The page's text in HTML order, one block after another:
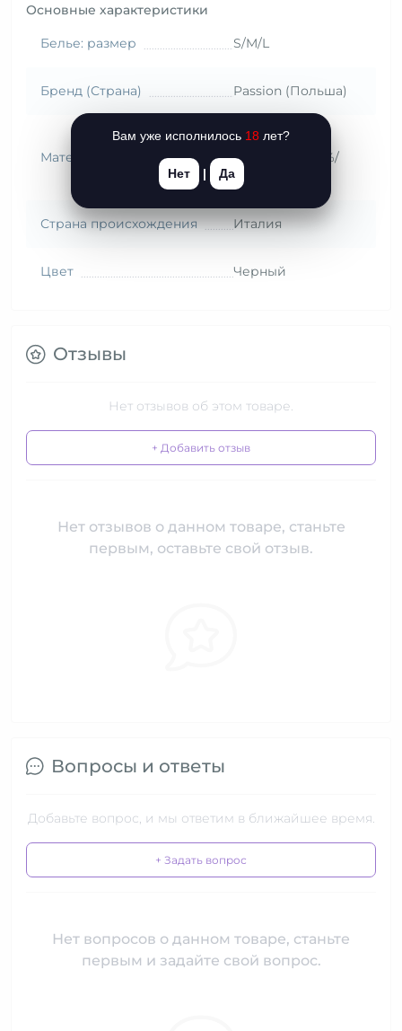
Основные характеристики
Белье: размер S/M/L
Бренд (Страна) Passion (Польша)
Материал
Комбин.
(полиамид 85%/
эластан 15%)
Страна происхождения Италия
Цвет Черный
Отзывы
Нет отзывов об этом товаре.
+ Добавить отзыв
Нет отзывов о данном товаре, станьте
первым, оставьте свой отзыв.
Вопросы и ответы
Добавьте вопрос, и мы ответим в ближайшее время.
+ Задать вопрос
Нет вопросов о данном товаре, станьте
первым и задайте свой вопрос.
Вам уже исполнилось 18 лет?
Нет | Да